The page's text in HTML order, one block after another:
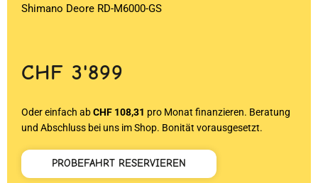
Shimano Deore RD-M6000-GS
CHF 3'899
Oder einfach abCHF 108,31 pro Monat finanzieren. Beratung
und Abschluss bei uns im Shop. Bonität vorausgesetzt.
PROBEFAHRT RESERVIEREN